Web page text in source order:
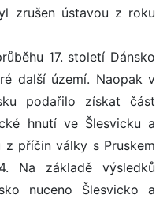
zrušen ústavou z roku
17. století Dánsko
další území. Naopak v
podařilo získat část
hnutí ve Šlesvicku a
příčin války s Pruskem
Na základě výsledků
nuceno Šlesvicko a